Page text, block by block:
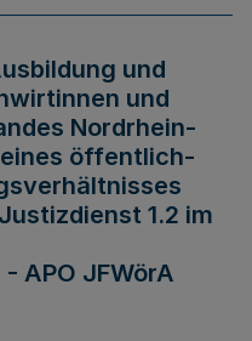
und
und
Nordrhein-
öffentlich-
1.2 im
APO JFWörA